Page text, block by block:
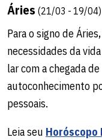
Áries (21/03 - 19/04)
Para o signo de
necessidades da
lar com a chegada
autoconhecimento
pessoais.
Leia seu Horóscopo